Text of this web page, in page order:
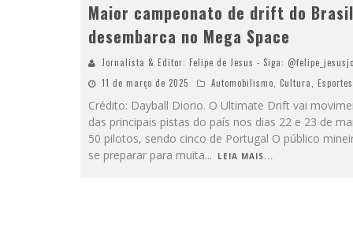
Maior campeonato de drift do Brasil
desembarca no Mega Space
Jornalista & Editor: Felipe de Jesus - Siga:
11 de março de 2025
Automobilismo Cultura Esportes
Crédito: Dayball Diorio. O Ultimate Drift vai
das principais pistas do país nos dias 22 e 23 de
50 pilotos, sendo cinco de Portugal O público
se preparar para muita... LEIA MAIS...